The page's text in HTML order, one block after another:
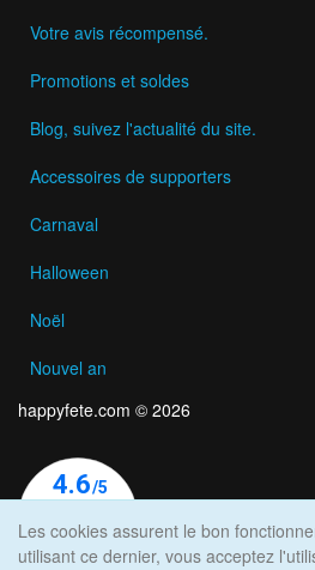
Votre avis récompensé.
Promotions et soldes
Blog, suivez l'actualité du site.
Accessoires de supporters
Carnaval
Halloween
Noël
Nouvel an
happyfete.com © 2026
Les cookies assurent le bon
utilisant ce dernier, vous acceptez